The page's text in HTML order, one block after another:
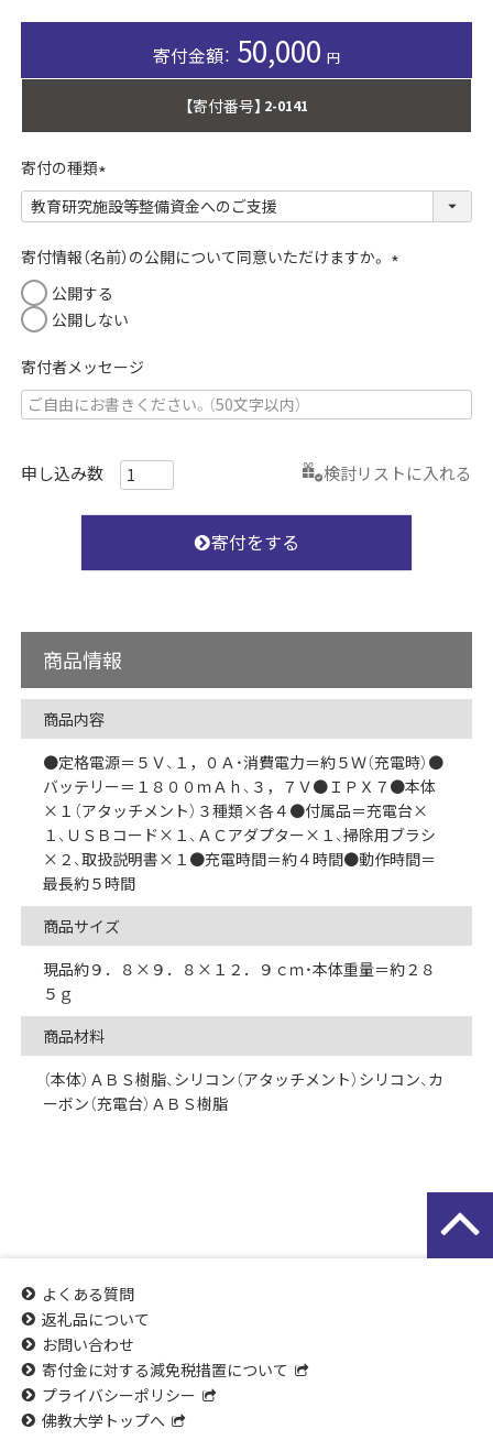
50,000
【寄付番号】 2-0141
寄付の種類
(
必
須
)
寄付情報（名前）の公開について同意いただけますか。
公開する
公開しない
寄付者メッセージ
検討リストに入れる
寄付をする
商品情報
商品内容
●定格電源＝５Ｖ、１，０Ａ・消費電力＝約５Ｗ（充電時）●
バッテリー＝１８００ｍＡｈ、３，７Ｖ●ＩＰＸ７●本体
×１（アタッチメント）３種類×各４●付属品＝充電台×
１、ＵＳＢコード×１、ＡＣアダプター×１、掃除用ブラシ
×２、取扱説明書×１●充電時間＝約４時間●動作時間＝
最長約５時間
商品サイズ
現品約９．８×９．８×１２．９ｃｍ・本体重量＝約２８
５ｇ
商品材料
（本体）ＡＢＳ樹脂、シリコン（アタッチメント）シリコン、カ
ーボン（充電台）ＡＢＳ樹脂
よくある質問
返礼品について
お問い合わせ
寄付金に対する減免税措置について
プライバシーポリシー
佛教大学トップへ